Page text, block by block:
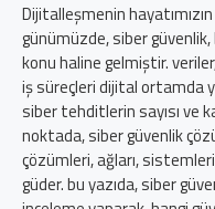
Dijitalleşmenin
günümüzde, siber
konu haline gelmiştir.
iş süreçleri dijital ortamda
siber tehditlerin sayısı ve
noktada, siber güvenlik
çözümleri, ağları,
güder. bu yazıda, siber